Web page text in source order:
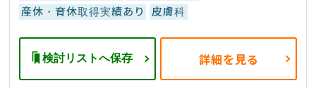
産休・育休取得実績あり
皮膚科
検討リストへ保存 詳細を見る